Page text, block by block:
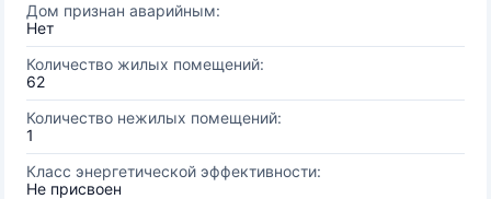
Дом признан аварийным:
Нет
Количество жилых помещений:
62
Количество нежилых помещений:
1
Класс энергетической эффективности:
Не присвоен